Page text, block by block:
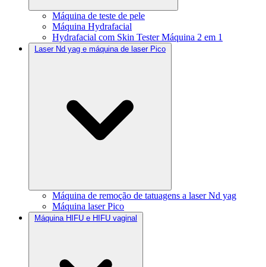
Máquina de teste de pele
Máquina Hydrafacial
Hydrafacial com Skin Tester Máquina 2 em 1
Laser Nd yag e máquina de laser Pico
Máquina de remoção de tatuagens a laser Nd yag
Máquina laser Pico
Máquina HIFU e HIFU vaginal